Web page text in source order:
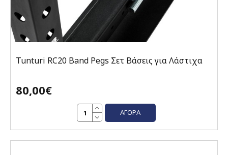
Tunturi RC20 Band Pegs Σετ Βάσεις για Λάστιχα
80,00€
ΑΓΟΡΆ